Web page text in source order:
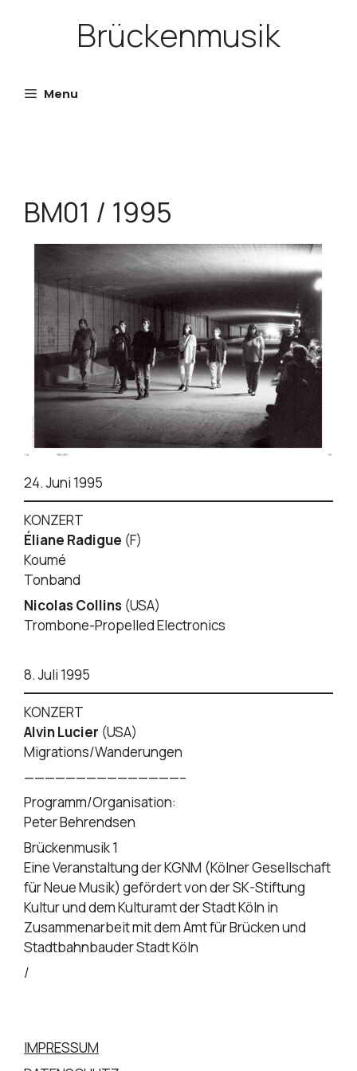
Brückenmusik
Menu
BM01 / 1995
24. Juni 1995
KONZERT
Éliane Radigue (F)
Koumé
Tonband
Nicolas Collins (USA)
Trombone-Propelled Electronics
8. Juli 1995
KONZERT
Alvin Lucier (USA)
Migrations/Wanderungen
———————————————–
Programm/Organisation:
Peter Behrendsen
Brückenmusik 1
Eine Veranstaltung der KGNM (Kölner Gesellschaft
für Neue Musik) gefördert von der SK-Stiftung
Kultur und dem Kulturamt der Stadt Köln in
Zusammenarbeit mit dem Amt für Brücken und
Stadtbahnbauder Stadt Köln
/
IMPRESSUM